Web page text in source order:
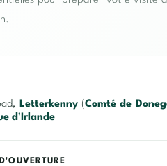
Letterkenny(Comté de
d'Irlande